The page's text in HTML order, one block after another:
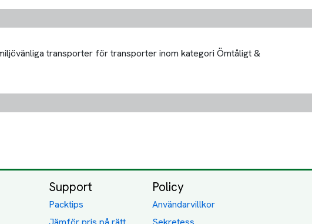
transporter för transporter inom kategori Ömtåligt &
Support
Packtips
Policy
Användarvillkor